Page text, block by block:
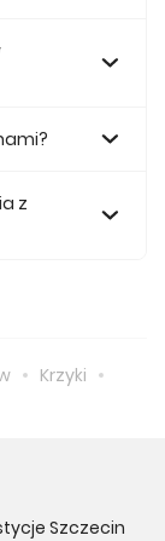
ma
z
Krzyki
Szczecin